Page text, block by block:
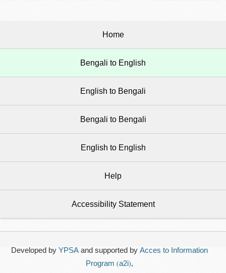
Home
Bengali to English
English to Bengali
Bengali to Bengali
English to English
Help
Accessibility Statement
Developed by YPSAand supported by Acces to Information
Program (a2i),